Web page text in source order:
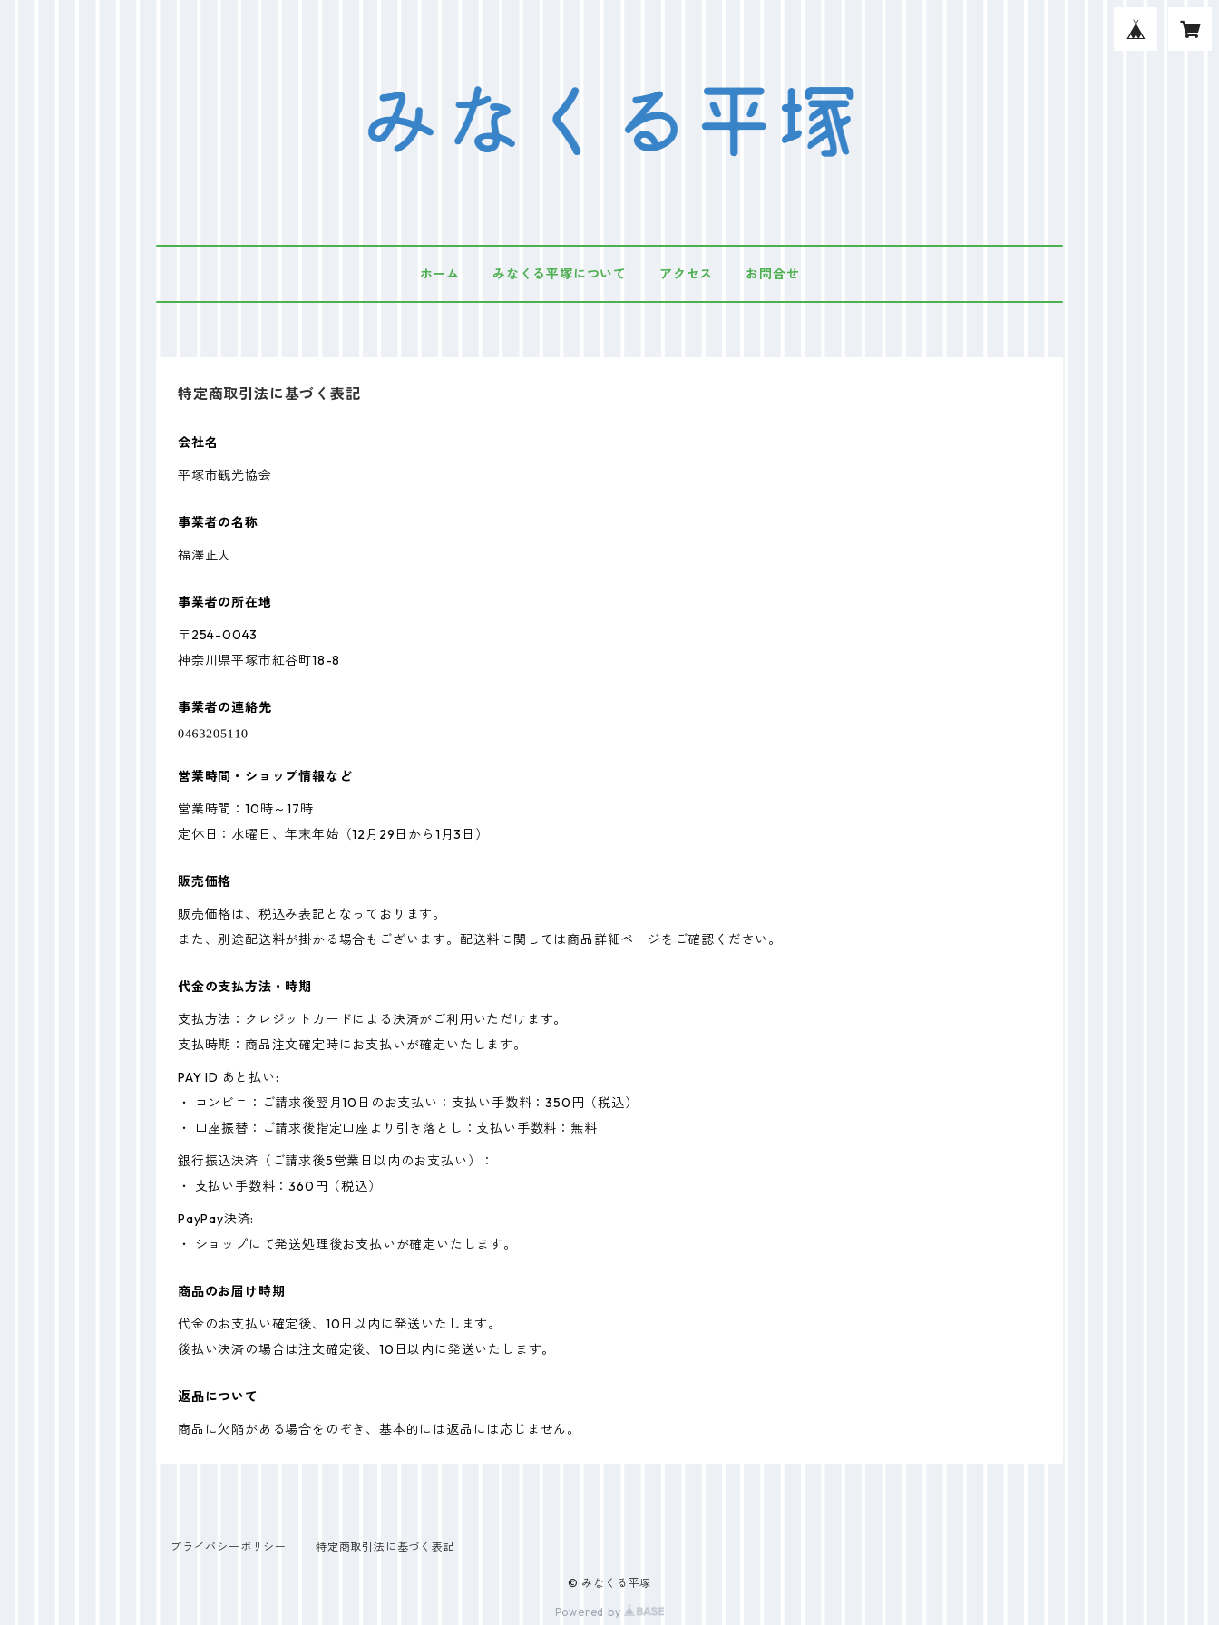
ホーム みなくる平塚について アクセス お問合せ
特定商取引法に基づく表記
会社名
平塚市観光協会
事業者の名称
福澤正人
事業者の所在地
〒254-0043
神奈川県平塚市紅谷町18-8
事業者の連絡先
営業時間・ショップ情報など
営業時間：10時～17時
定休日：水曜日、年末年始（12月29日から1月3日）
販売価格
販売価格は、税込み表記となっております。
また、別途配送料が掛かる場合もございます。配送料に関しては商品詳細ページをご確認ください。
代金の支払方法・時期
支払方法：クレジットカードによる決済がご利用いただけます。
支払時期：商品注文確定時にお支払いが確定いたします。
PAY ID あと払い:
・ コンビニ：ご請求後翌月10日のお支払い：支払い手数料：350円（税込）
・ 口座振替：ご請求後指定口座より引き落とし：支払い手数料：無料
銀行振込決済（ご請求後5営業日以内のお支払い）：
・ 支払い手数料：360円（税込）
PayPay決済:
・ ショップにて発送処理後お支払いが確定いたします。
商品のお届け時期
代金のお支払い確定後、10日以内に発送いたします。
後払い決済の場合は注文確定後、10日以内に発送いたします。
返品について
商品に欠陥がある場合をのぞき、基本的には返品には応じません。
プライバシーポリシー 特定商取引法に基づく表記
© みなくる平塚
Powered by